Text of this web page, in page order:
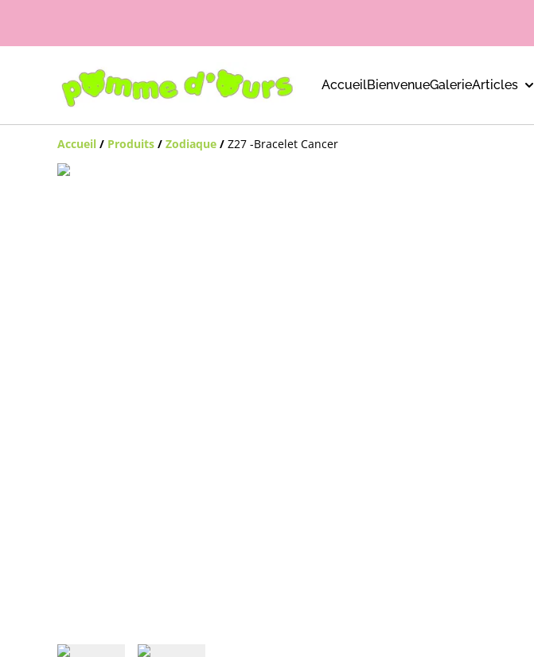
AccueilBienvenueGalerieArticles
Accueil / Produits / Zodiaque / Z27 -Bracelet Cancer